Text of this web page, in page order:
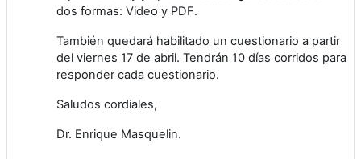
dos formas: Video y PDF.
También quedará habilitado un cuestionario a partir
del viernes 17 de abril. Tendrán 10 días corridos para
responder cada cuestionario.
Saludos cordiales,
Dr. Enrique Masquelin.